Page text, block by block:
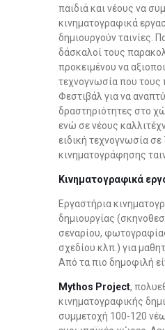
παιδιά και νέους να
κινηματογραφικά
δημιουργούν ταινίες.
δάσκαλοί τους
προκειμένου να
τεχνογνωσία που τους
Φεστιβάλ για να
δραστηριότητες στο
ενώ σε νέους
ειδική τεχνογνωσία
κινηματογράφησης
Κινηματογραφικά
Εργαστήρια
δημιουργίας
σεναρίου,
σχεδίου κλπ.) για
Από τα πιο δημοφιλή
Mythos Project,
κινηματογραφικής
συμμετοχή 100-120